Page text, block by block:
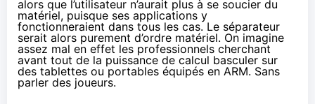
alors que l’utilisateur n’aurait plus à se soucier du
matériel, puisque ses applications y
fonctionneraient dans tous les cas. Le séparateur
serait alors purement d’ordre matériel. On imagine
assez mal en effet les professionnels cherchant
avant tout de la puissance de calcul basculer sur
des tablettes ou portables équipés en ARM. Sans
parler des joueurs.